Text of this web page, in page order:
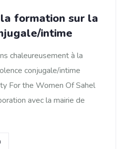
formation sur la
intime
chaleureusement à la
conjugale/intime
For the Women Of Sahel
avec la mairie de